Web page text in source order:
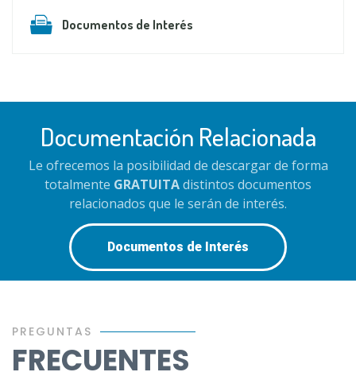
Documentos de Interés
Documentación Relacionada
Le ofrecemos la posibilidad de descargar de forma
totalmente GRATUITAdistintos documentos
relacionados que le serán de interés.
Documentos de Interés
PREGUNTAS
FRECUENTES